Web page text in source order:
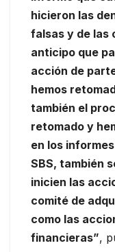
hicieron las
falsas y de las
anticipo que
acción de
hemos
también el
retomado y
en los
SBS, también
inicien las
comité de
como las
financieras”,